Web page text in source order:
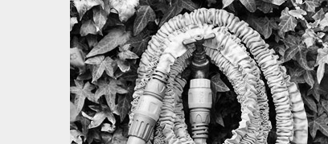
BÂTIMENT
INDUSTRIE
AUTOMOBILE
BRICOLAGE
JARDIN